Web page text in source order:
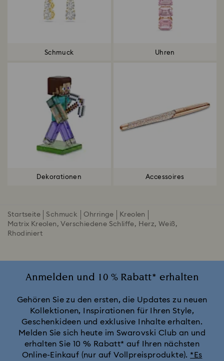
Schmuck Uhren
Dekorationen Accessoires
Startseite Schmuck Ohrringe
Kreolen
Matrix Kreolen, Verschiedene Schliffe, Herz, Weiß,
Rhodiniert
Anmelden und 10 % Rabatt* erhalten
Gehören Sie zu den ersten, die Updates zu neuen
Kollektionen, Inspirationen für Ihren Style,
Geschenkideen und exklusive Inhalte erhalten.
Melden Sie sich heute im Swarovski Club an und
erhalten Sie 10 % Rabatt* auf Ihren nächsten
Online-Einkauf (nur auf Vollpreisprodukte). *Es